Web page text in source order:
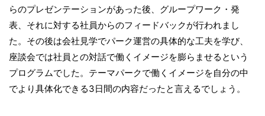
らのプレゼンテーションがあった後、グループワーク・発
表、それに対する社員からのフィードバックが行われまし
た。その後は会社見学でパーク運営の具体的な工夫を学び、
座談会では社員との対話で働くイメージを膨らませるという
プログラムでした。テーマパークで働くイメージを自分の中
でより具体化できる3日間の内容だったと言えるでしょう。